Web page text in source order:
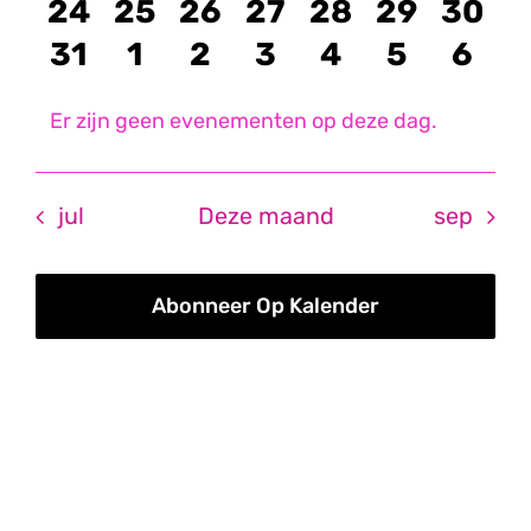
evenementen
evenementen
evenementen
evenementen
evenementen
0
evenementen
24
0
evenementen
25
0
evenementen
26
0
evenementen
27
0
evenementen
28
0
29
0
30
0
31
0
1
0
2
0
3
0
4
0
5
0
6
Bericht
Er zijn geen evenementen op deze dag.
jul Deze maand sep
Abonneer Op Kalender